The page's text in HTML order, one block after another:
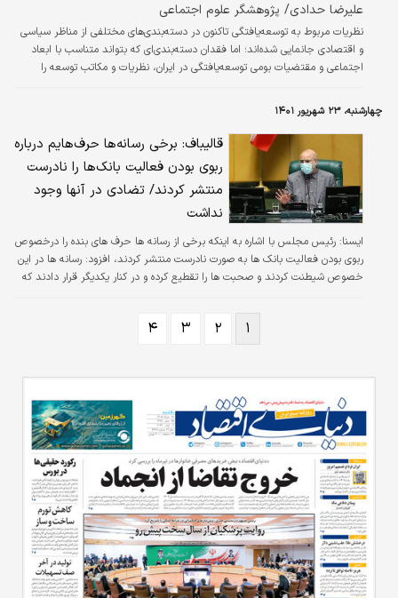
علیرضا حدادی/ پژوهشگر علوم اجتماعی
نظریات مربوط به توسعه‌یافتگی تاکنون در دسته‌بندی‌های مختلفی از مناظر سیاسی
و اقتصادی جانمایی شده‌اند؛ اما فقدان دسته‌بندی‌ای که بتواند متناسب با ابعاد
اجتماعی و مقتضیات بومی توسعه‌یافتگی در ایران، نظریات و مکاتب توسعه را
گزارش «معیار اجتماعی تفکیک مکاتب توسعه» به این مهم پرداخته است.
چهارشنبه، ۲۳ شهریور ۱۴۰۱
قالیباف: برخی رسانه‌ها حرف‌هایم درباره
ربوی بودن فعالیت بانک‌ها را نادرست
منتشر کردند/ تضادی در آنها وجود
نداشت
ايسنا: رئیس مجلس با اشاره به اینکه برخی از رسانه ها حرف های بنده را درخصوص
ربوی بودن فعالیت بانک ها به صورت نادرست منتشر کردند، افزود: رسانه ها در این
خصوص شیطنت کردند و صحبت ها را تقطیع کرده و در کنار یکدیگر قرار دادند که
۱ ۲ ۳ ۴